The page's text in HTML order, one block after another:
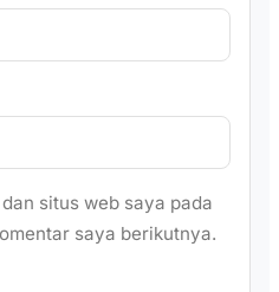
situs web saya pada
saya berikutnya.